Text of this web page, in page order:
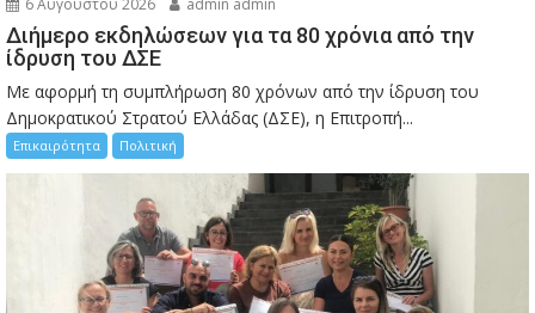
Διήμερο εκδηλώσεων για τα 80 χρόνια από την
ίδρυση του ΔΣΕ
Με αφορμή τη συμπλήρωση 80 χρόνων από την ίδρυση του
Δημοκρατικού Στρατού Ελλάδας (ΔΣΕ), η Επιτροπή...
Επικαιρότητα Πολιτική